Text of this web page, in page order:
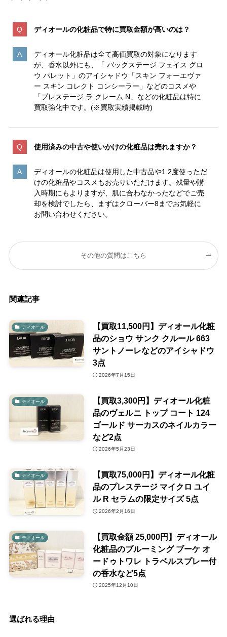
ディオールの化粧品で特に買取金額が高いのは？
ディオール化粧品は全て高価買取の対象になります
が、香水以外にも、「 バックステージ フェイス グロ
ウ パレット」のアイシャドウ「スキン フォーエヴァ
ー スキン コレクト コンシーラー」などのコスメや
「プレステージ ラ クレーム N」などの化粧品は特に
買取強化中です。(※買取実績掲載時)
使用済みの中古や使いかけの化粧品は売れますか？
ディオールの化粧品は使用した中古品や1.2度使っただ
けの化粧品やコスメもお売りいただけます。残量や購
入時期にもよりますが、肌に合わなかったなどでご売
却を検討でしたら、まずはクローバー8までお気軽に
お問い合わせください。
その他の質問はこちら
関連記事
ディオール
【買取11,500円】ディオール化粧
品のショウ サンク クルール 663
サントノーレなどのアイシャドウ
3点
2026年7月15日
ディオール
【買取3,300円】ディオール化粧
品のヴェルニ トップ コート 124
ゴールド サーカスのネイルカラー
など2点
2026年5月23日
ディオール
【買取75,000円】ディオール化粧
品のプレステージ マイクロ ユイ
ル R セラムの限定サイズ 5点
2026年2月16日
ディオール
【買取金額 25,000円】ディオール
化粧品のブルーミング ブーケ オ
ードゥトワレ トラベルスプレー付
の香水など5点
2025年12月10日
選ばれる理由